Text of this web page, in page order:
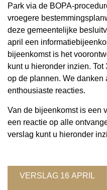
Park via de BOPA-
vroegere
deze gemeentelijke
april een
bijeenkomst is het
kunt u hieronder inzien.
op de plannen. We danken
enthousiaste reacties.
Van de bijeenkomst is een
een reactie op alle
verslag kunt u hieronder
VERSLAG 16 APRIL